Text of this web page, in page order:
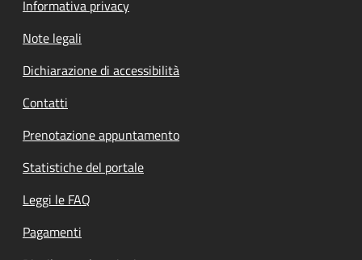
Informativa privacy
Note legali
Dichiarazione di accessibilità
Contatti
Prenotazione appuntamento
Statistiche del portale
Leggi le FAQ
Pagamenti